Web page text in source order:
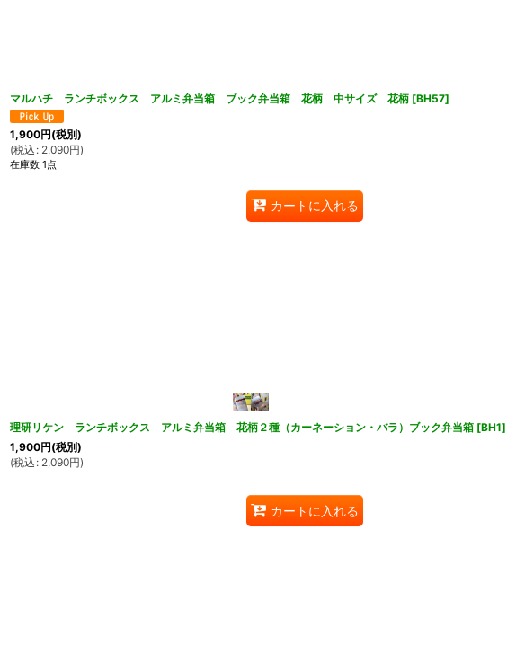
マルハチ ランチボックス アルミ弁当箱 ブック弁当箱 花柄 中サイズ 花柄 [BH57]
1,900円(税別)
(税込 : 2,090円)
在庫数 1点
カートに入れる
理研リケン ランチボックス アルミ弁当箱 花柄２種（カーネーション・バラ）ブック弁当箱 [BH1]
1,900円(税別)
(税込 : 2,090円)
カートに入れる